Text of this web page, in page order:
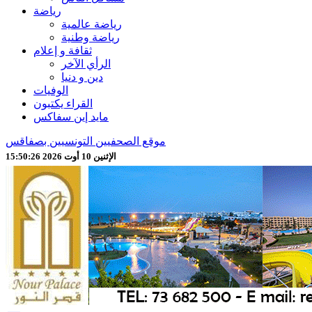
رياضة
رياضة عالمية
رياضة وطنية
ثقافة و إعلام
الرأي الآخر
دين و دنيا
الوفيات
القراء يكتبون
مايد إين سفاكس
موقع الصحفيين التونسيين بصفاقس
الإثنين 10 أوت 2026 15:50:28